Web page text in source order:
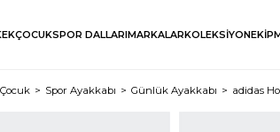
ÇOCUKSPOR DALLARIMARKALARKOLEKSİYON
Spor Ayakkabı Günlük Ayakkabı adidas